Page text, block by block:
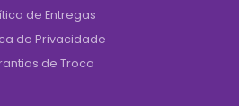
de Entregas
de Privacidade
de Troca